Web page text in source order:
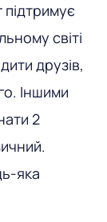
світі
друзів,
Іншими
2
яка